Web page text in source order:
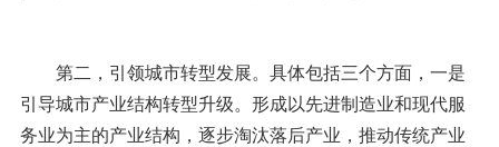
第二，引领城市转型发展。具体包括三个方面，一是
引导城市产业结构转型升级。形成以先进制造业和现代服
务业为主的产业结构，逐步淘汰落后产业，推动传统产业